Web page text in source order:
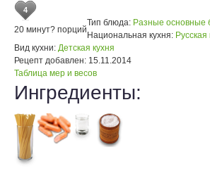
4
20 минут? порций
Тип блюда: Разные основные
Национальная кухня: Русская
Вид кухни: Детская кухня
Рецепт добавлен: 15.11.2014
Таблица мер и весов
Ингредиенты: